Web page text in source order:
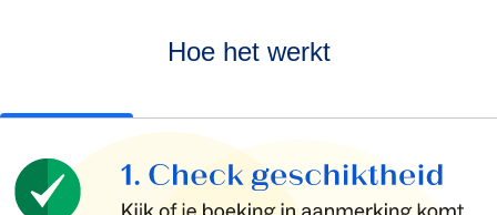
Hoe het werkt